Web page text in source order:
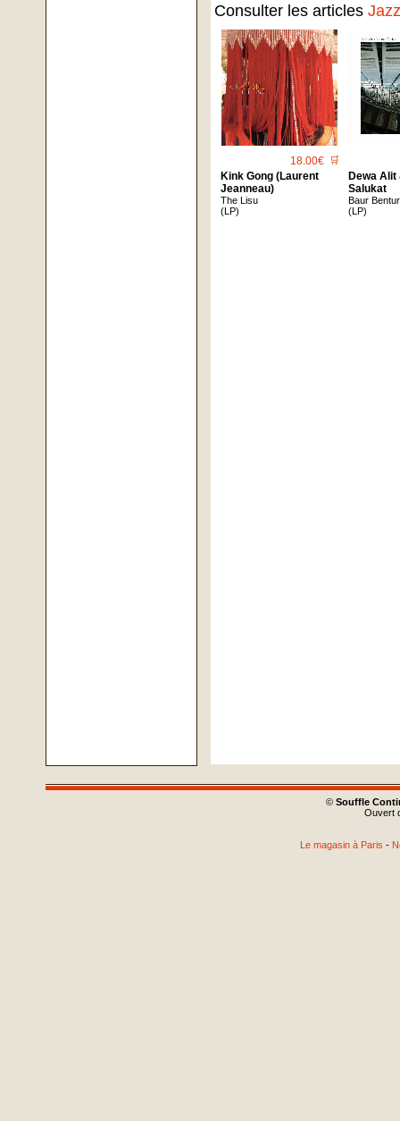
Consulter les articles
18.00€ 🛒
Kink Gong (Laurent
Jeanneau)
The Lisu
(LP)
Dewa Alit
Salukat
Baur Bentur
(LP)
© Souffle
Ouvert
Le magasin à Paris -